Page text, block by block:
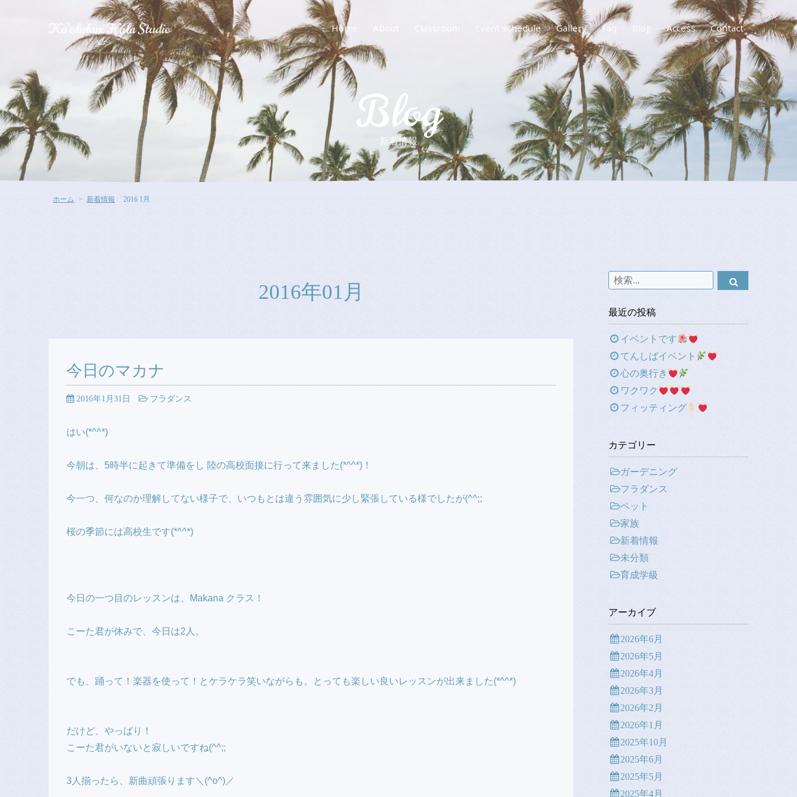
Home Event schedule Gallery Faq Access Contact
Blog
新着情報
ホーム 新着情報 2016 1月
2016年01月
今日のマカナ
2016年1月31日 フラダンス
はい(*^^*)
今朝は、5時半に起きて準備をし 陸の高校面接に行って来ました(*^^*)！
今一つ、何なのか理解してない様子で、いつもとは違う雰囲気に少し緊張している様でしたが(^^;;
桜の季節には高校生です(*^^*)
今日の一つ目のレッスンは、Makana クラス！
こーた君が休みで、今日は2人。
でも、踊って！楽器を使って！とケラケラ笑いながらも。とっても楽しい良いレッスンが出来ました(*^^*)
だけど、やっばり！
こーた君がいないと寂しいですね(^^;;
3人揃ったら、新曲頑張ります＼(^o^)／
最近の投稿
イベントです
てんしばイベント
心の奥行き
ワクワク
フィッティング
カテゴリー
ガーデニング
フラダンス
ペット
家族
新着情報
未分類
育成学級
アーカイブ
2026年6月
2026年5月
2026年4月
2026年3月
2026年2月
2026年1月
2025年10月
2025年6月
2025年5月
2025年4月